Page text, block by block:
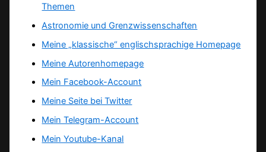
Themen
Astronomie und Grenzwissenschaften
Meine „klassische“ englischsprachige Homepage
Meine Autorenhomepage
Mein Facebook-Account
Meine Seite bei Twitter
Mein Telegram-Account
Mein Youtube-Kanal